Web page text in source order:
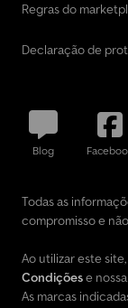
Regras do
Declaração de
Blog
Todas as
compromisso e
Ao utilizar este
Condiçõese nossa
As marcas